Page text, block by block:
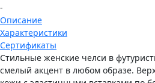
-
Описание
Характеристики
Сертификаты
Стильные женские челси в
смелый акцент в любом образе.